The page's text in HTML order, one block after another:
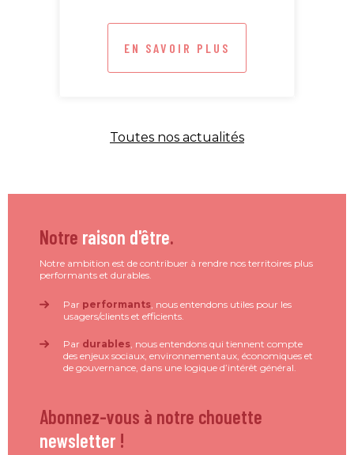
EN SAVOIR PLUS
Toutes nos actualités
Notre raison d'être.
Notre ambition est de contribuer à rendre nos territoires plus
performants et durables.
Par performants, nous entendons utiles pour les
usagers/clients et efficients.
Par durables, nous entendons qui tiennent compte
des enjeux sociaux, environnementaux, économiques et
de gouvernance, dans une logique d’intérêt général.
Abonnez-vous à notre chouette
newsletter !